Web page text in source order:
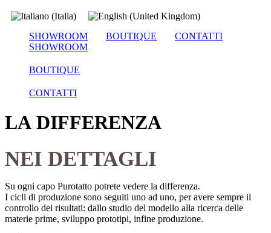
SHOWROOM BOUTIQUE
CONTATTI
SHOWROOM
BOUTIQUE
CONTATTI
LA DIFFERENZA
NEI DETTAGLI
Su ogni capo Purotatto potrete vedere la differenza.
I cicli di produzione sono seguiti uno ad uno, per avere sempre il
controllo dei risultati: dallo studio del modello alla ricerca delle
materie prime, sviluppo prototipi, infine produzione.